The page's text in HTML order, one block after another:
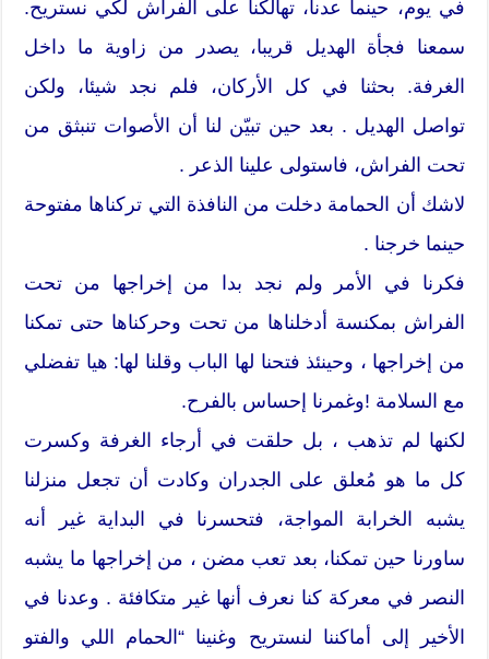
في يوم، حينما عدنا، تهالكنا على الفراش لكي نستريح.
سمعنا فجأة الهديل قريبا، يصدر من زاوية ما داخل
الغرفة. بحثنا في كل الأركان، فلم نجد شيئا، ولكن
تواصل الهديل . بعد حين تبيّن لنا أن الأصوات تنبثق من
تحت الفراش، فاستولى علينا الذعر .
لاشك أن الحمامة دخلت من النافذة التي تركناها مفتوحة
حينما خرجنا .
فكرنا في الأمر ولم نجد بدا من إخراجها من تحت
الفراش بمكنسة أدخلناها من تحت وحركناها حتى تمكنا
من إخراجها ، وحينئذ فتحنا لها الباب وقلنا لها: هيا تفضلي
مع السلامة !وغمرنا إحساس بالفرح.
لكنها لم تذهب ، بل حلقت في أرجاء الغرفة وكسرت
كل ما هو مُعلق على الجدران وكادت أن تجعل منزلنا
يشبه الخرابة المواجة، فتحسرنا في البداية غير أنه
ساورنا حين تمكنا، بعد تعب مضن ، من إخراجها ما يشبه
النصر في معركة كنا نعرف أنها غير متكافئة . وعدنا في
الأخير إلى أماكننا لنستريح وغنينا “الحمام اللي والفتو